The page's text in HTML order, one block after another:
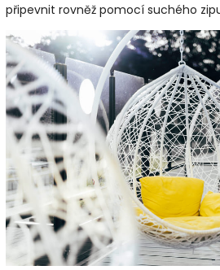
připevnit rovněž pomocí suchého